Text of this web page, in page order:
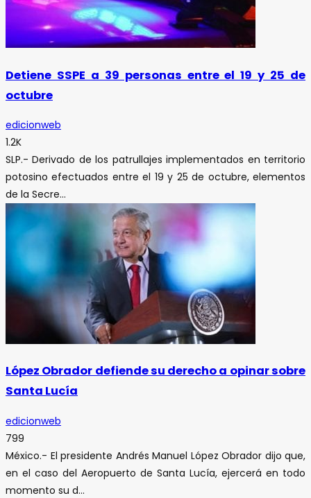
Detiene SSPE a 39 personas entre el 19 y 25 de
octubre
edicionweb
1.2K
SLP.- Derivado de los patrullajes implementados en territorio
potosino efectuados entre el 19 y 25 de octubre, elementos
de la Secre...
López Obrador defiende su derecho a opinar sobre
Santa Lucía
edicionweb
799
México.- El presidente Andrés Manuel López Obrador dijo que,
en el caso del Aeropuerto de Santa Lucía, ejercerá en todo
momento su d...